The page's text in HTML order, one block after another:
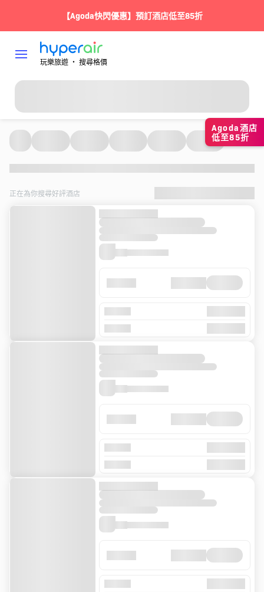
【Agoda快閃優惠】預訂酒店低至85折
玩樂旅遊 ‧ 搜尋格價
正在為你搜尋好評酒店
Agoda酒店
低至85折